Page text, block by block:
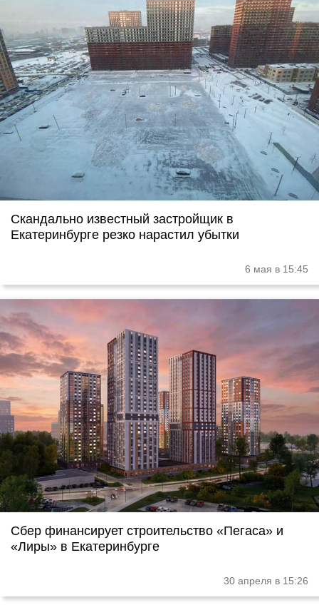
Скандально известный застройщик в
Екатеринбурге резко нарастил убытки
6 мая в 15:45
Сбер финансирует строительство «Пегаса» и
«Лиры» в Екатеринбурге
30 апреля в 15:26